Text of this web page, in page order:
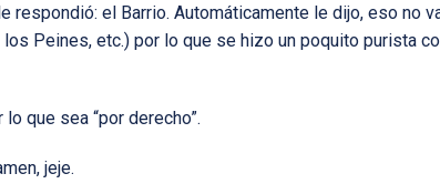
el Barrio. Automáticamente le dijo, eso no
Peines, etc.) por lo que se hizo un poquito purista
que sea “por derecho”.
jeje.